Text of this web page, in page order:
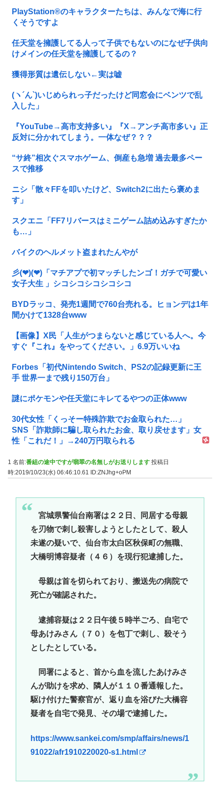
PlayStation®のキャラクターたちは、みんなで海に行
くそうですよ
任天堂を擁護してる人って子供でもないのになぜ子供向
けメインの任天堂を擁護してるの？
獲得形質は遺伝しない←実は嘘
(ヽ´ん`)いじめられっ子だったけど同窓会にベンツで乱
入した」
『YouTube→高市支持多い』『X→アンチ高市多い』正
反対に分かれてしまう。一体なぜ？？？
“サ終”相次ぐスマホゲーム、倒産も急増 過去最多ペー
スで推移
ニシ「散々FFを叩いたけど、Switch2に出たら褒めま
す」
スクエニ「FF7リバースはミニゲーム詰め込みすぎたか
も…」
バイクのヘルメット盗まれたんやが
彡(❤︎)(❤︎)「マチアプで初マッチしたンゴ！ガチで可愛い
女子大生 」シコシコシコシコシコ
BYDラッコ、発売1週間で760台売れる。ヒョンデは1年
間かけて1328台www
【画像】X民「人生がつまらないと感じている人へ。今
すぐ『これ』をやってください。」6.9万いいね
Forbes「初代Nintendo Switch、PS2の記録更新に王
手 世界一まで残り150万台」
謎にポケモンや任天堂にキレてるやつの正体www
30代女性「くっそー特殊詐欺でお金取られた…」
SNS「詐欺師に騙し取られたお金、取り戻せます」女
性「これだ！」→240万円取られる
1 名前:番組の途中ですが翡翠の名無しがお送りします 投稿日
時:2019/10/23(水) 06:46:10.61
ID:ZNJhg+oPM
宮城県警仙台南署は２２日、同居する母親
を刃物で刺し殺害しようとしたとして、殺人
未遂の疑いで、仙台市太白区秋保町の無職、
大橋明博容疑者（４６）を現行犯逮捕した。
母親は首を切られており、搬送先の病院で
死亡が確認された。
逮捕容疑は２２日午後５時半ごろ、自宅で
母あけみさん（７０）を包丁で刺し、殺そう
としたとしている。
同署によると、首から血を流したあけみさ
んが助けを求め、隣人が１１０番通報した。
駆け付けた警察官が、返り血を浴びた大橋容
疑者を自宅で発見、その場で逮捕した。
https://www.sankei.com/smp/affairs/news/1
91022/afr1910220020-s1.html